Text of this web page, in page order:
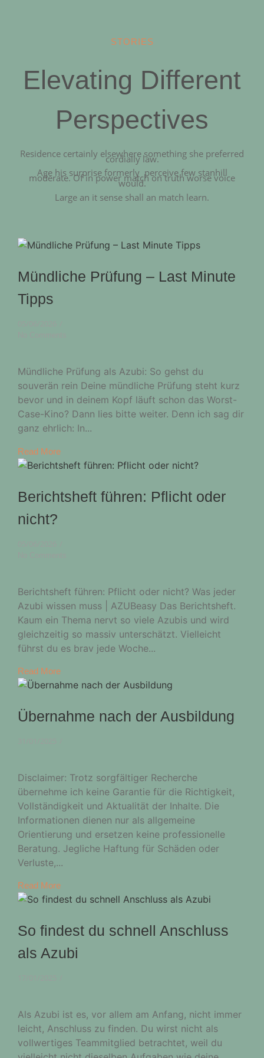
STORIES
Elevating Different
Perspectives
Residence certainly elsewhere something she preferred
cordially law.
Age his surprise formerly perceive few stanhill
moderate. Of in power match on truth worse voice
would.
Large an it sense shall an match learn.
Mündliche Prüfung – Last Minute
Tipps
Mündliche Prüfung als Azubi: So gehst du
souverän rein Deine mündliche Prüfung steht kurz
bevor und in deinem Kopf läuft schon das Worst-
Case-Kino? Dann lies bitte weiter. Denn ich sag dir
ganz ehrlich: In...
Read More
Berichtsheft führen: Pflicht oder
nicht?
Berichtsheft führen: Pflicht oder nicht? Was jeder
Azubi wissen muss | AZUBeasy Das Berichtsheft.
Kaum ein Thema nervt so viele Azubis und wird
gleichzeitig so massiv unterschätzt. Vielleicht
führst du es brav jede Woche...
Read More
Übernahme nach der Ausbildung
Disclaimer: Trotz sorgfältiger Recherche
übernehme ich keine Garantie für die Richtigkeit,
Vollständigkeit und Aktualität der Inhalte. Die
Informationen dienen nur als allgemeine
Orientierung und ersetzen keine professionelle
Beratung. Jegliche Haftung für Schäden oder
Verluste,...
Read More
So findest du schnell Anschluss
als Azubi
Als Azubi ist es, vor allem am Anfang, nicht immer
leicht, Anschluss zu finden. Du wirst nicht als
vollwertiges Teammitglied betrachtet, weil du